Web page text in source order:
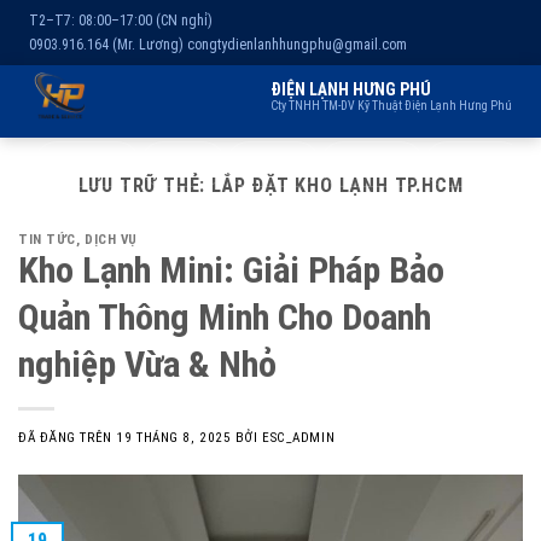
T2–T7: 08:00–17:00 (CN nghỉ)
0903.916.164 (Mr. Lương) congtydienlanhhungphu@gmail.com
ĐIỆN LẠNH HƯNG PHÚ
Cty TNHH TM-DV Kỹ Thuật Điện Lạnh Hưng Phú
dung
LƯU TRỮ THẺ: LẮP ĐẶT KHO LẠNH TP.HCM
TIN TỨC, DỊCH VỤ
Kho Lạnh Mini: Giải Pháp Bảo
Quản Thông Minh Cho Doanh
nghiệp Vừa & Nhỏ
ĐÃ ĐĂNG TRÊN 19 THÁNG 8, 2025 BỞI ESC_ADMIN